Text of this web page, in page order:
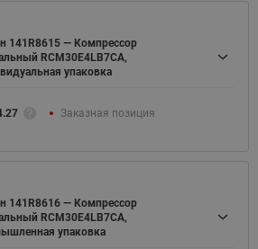
141R8615 — Компрессор
RCM30E4LB7CA,
упаковка
Заказная позиция
141R8616 — Компрессор
RCM30E4LB7CA,
упаковка